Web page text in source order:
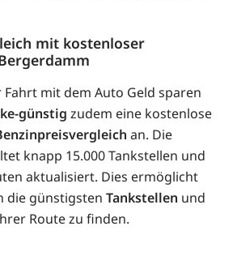
mit kostenloser
Fahrt mit dem Auto Geld sparen
günstig zudem eine kostenlose
an. Die
knapp 15.000 Tankstellen und
aktualisiert. Dies ermöglicht
die günstigsten Tankstellen und
Route zu finden.